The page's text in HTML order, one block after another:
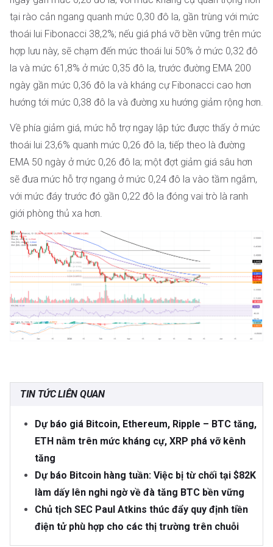
tại rào cản ngang quanh mức 0,30 đô la, gần trùng với mức
thoái lui Fibonacci 38,2%; nếu giá phá vỡ bền vững trên mức
hợp lưu này, sẽ chạm đến mức thoái lui 50% ở mức 0,32 đô
la và mức 61,8% ở mức 0,35 đô la, trước đường EMA 200
ngày gần mức 0,36 đô la và kháng cự Fibonacci cao hơn
hướng tới mức 0,38 đô la và đường xu hướng giảm rộng hơn.
Về phía giảm giá, mức hỗ trợ ngay lập tức được thấy ở mức
thoái lui 23,6% quanh mức 0,26 đô la, tiếp theo là đường
EMA 50 ngày ở mức 0,26 đô la; một đợt giảm giá sâu hơn
sẽ đưa mức hỗ trợ ngang ở mức 0,24 đô la vào tầm ngắm,
với mức đáy trước đó gần 0,22 đô la đóng vai trò là ranh
giới phòng thủ xa hơn.
TIN TỨC LIÊN QUAN
Dự báo giá Bitcoin, Ethereum, Ripple – BTC tăng,
ETH nằm trên mức kháng cự, XRP phá vỡ kênh
tăng
Dự báo Bitcoin hàng tuần: Việc bị từ chối tại $82K
làm dấy lên nghi ngờ về đà tăng BTC bền vững
Chủ tịch SEC Paul Atkins thúc đẩy quy định tiền
điện tử phù hợp cho các thị trường trên chuỗi